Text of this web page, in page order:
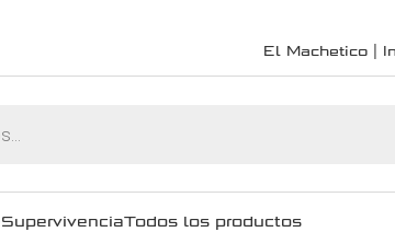
El Machetico |
SupervivenciaTodos los productos